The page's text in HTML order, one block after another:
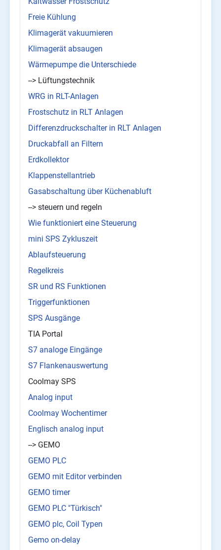
Freie Kühlung
Klimagerät vakuumieren
Klimagerät absaugen
Wärmepumpe die Unterschiede
--> Lüftungstechnik
WRG in RLT-Anlagen
Frostschutz in RLT Anlagen
Differenzdruckschalter in RLT Anlagen
Druckabfall an Filtern
Erdkollektor
Klappenstellantrieb
Gasabschaltung über Küchenabluft
--> steuern und regeln
Wie funktioniert eine Steuerung
mini SPS Zykluszeit
Ablaufsteuerung
Regelkreis
SR und RS Funktionen
Triggerfunktionen
SPS Ausgänge
TIA Portal
S7 analoge Eingänge
S7 Flankenauswertung
Coolmay SPS
Analog input
Coolmay Wochentimer
Englisch analog input
--> GEMO
GEMO PLC
GEMO mit Editor verbinden
GEMO timer
GEMO PLC "Türkisch"
GEMO plc, Coil Typen
Gemo on-delay